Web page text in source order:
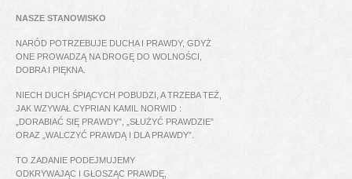
NASZE STANOWISKO
NARÓD POTRZEBUJE DUCHA I PRAWDY, GDYŻ
ONE PROWADZĄ NA DROGĘ DO WOLNOŚCI,
DOBRA I PIĘKNA.
NIECH DUCH ŚPIĄCYCH POBUDZI, A TRZEBA TEŻ,
JAK WZYWAŁ CYPRIAN KAMIL NORWID :
„DORABIAĆ SIĘ PRAWDY”, „SŁUŻYĆ PRAWDZIE”
ORAZ „WALCZYĆ PRAWDĄ I DLA PRAWDY”.
TO ZADANIE PODEJMUJEMY
ODKRYWAJĄC I GŁOSZĄC PRAWDĘ,